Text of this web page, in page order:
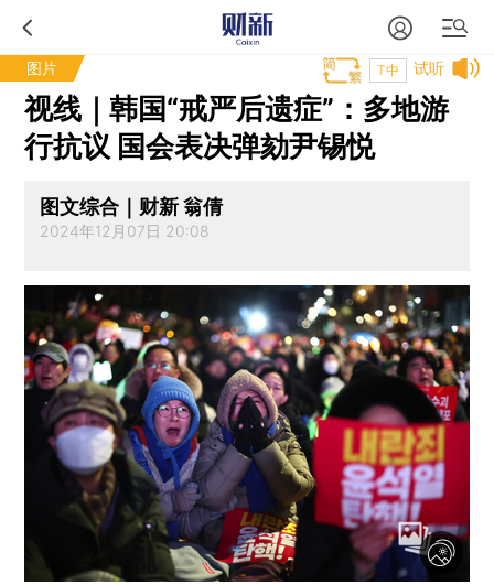
图片 试听
T中
视线｜韩国“戒严后遗症”：多地游
行抗议 国会表决弹劾尹锡悦
图文综合｜财新 翁倩
2024年12月07日 20:08